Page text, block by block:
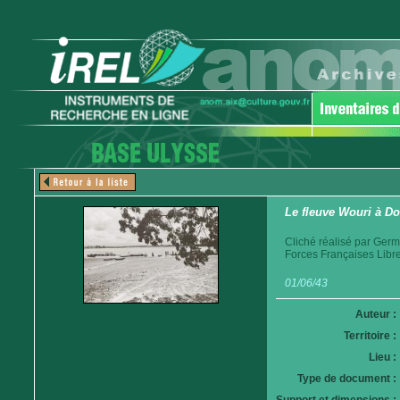
Le fleuve Wouri à
Cliché réalisé par
Forces Françaises
01/06/43
Auteur :
Territoire :
Lieu :
Type de document :